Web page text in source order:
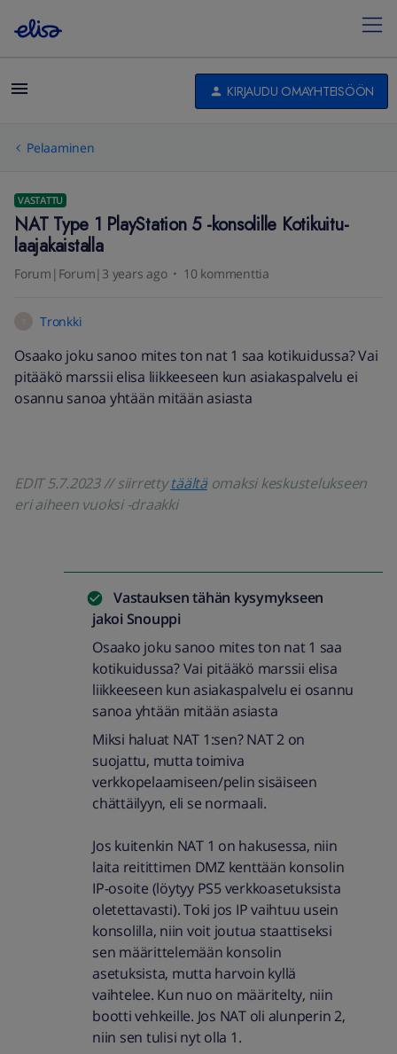
KIRJAUDU OMAYHTEISÖÖN
Pelaaminen
VASTATTU
NAT Type 1 PlayStation 5 -konsolille Kotikuitu-
laajakaistalla
Forum|Forum|3 years ago 10 kommenttia
Tronkki
Osaako joku sanoo mites ton nat 1 saa kotikuidussa? Vai
pitääkö marssii elisa liikkeeseen kun asiakaspalvelu ei
osannu sanoa yhtään mitään asiasta
EDIT 5.7.2023 // siirrettytäältäomaksi keskustelukseen
eri aiheen vuoksi -draakki
Vastauksen tähän kysymykseen
jakoi Snouppi
Osaako joku sanoo mites ton nat 1 saa
kotikuidussa? Vai pitääkö marssii elisa
liikkeeseen kun asiakaspalvelu ei osannu
sanoa yhtään mitään asiasta
Miksi haluat NAT 1:sen? NAT 2 on
suojattu, mutta toimiva
verkkopelaamiseen/pelin sisäiseen
chättäilyyn, eli se normaali.
Jos kuitenkin NAT 1 on hakusessa, niin
laita reitittimen DMZ kenttään konsolin
IP-osoite (löytyy PS5 verkkoasetuksista
oletettavasti). Toki jos IP vaihtuu usein
konsolilla, niin voit joutua staattiseksi
sen määrittelemään konsolin
asetuksista, mutta harvoin kyllä
vaihtelee. Kun nuo on määritelty, niin
bootti vehkeille. Jos NAT oli alunperin 2,
niin sen tulisi nyt olla 1.